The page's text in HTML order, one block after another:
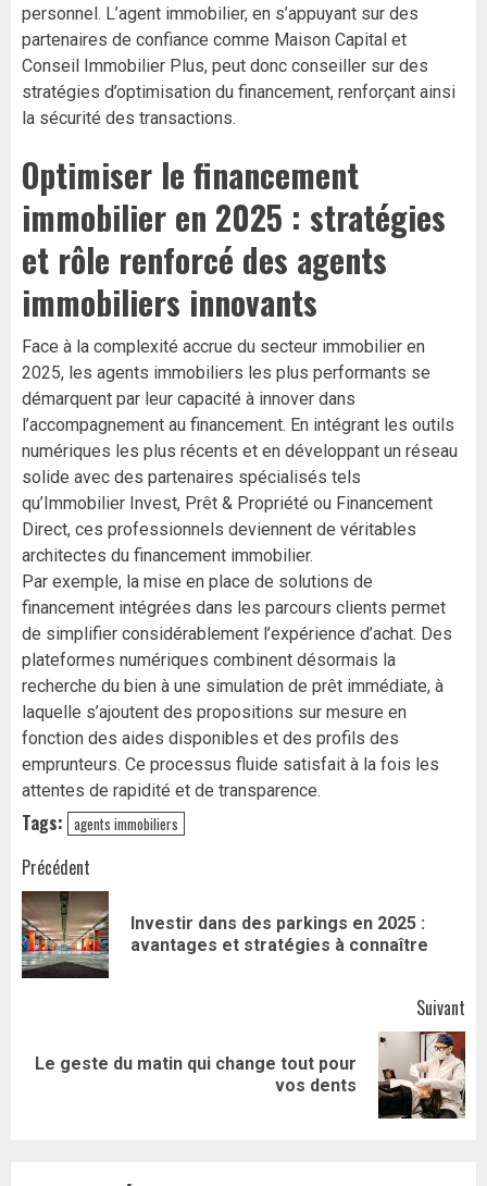
personnel. L’agent immobilier, en s’appuyant sur des
partenaires de confiance comme Maison Capital et
Conseil Immobilier Plus, peut donc conseiller sur des
stratégies d’optimisation du financement, renforçant ainsi
la sécurité des transactions.
Optimiser le financement
immobilier en 2025 : stratégies
et rôle renforcé des agents
immobiliers innovants
Face à la complexité accrue du secteur immobilier en
2025, les agents immobiliers les plus performants se
démarquent par leur capacité à innover dans
l’accompagnement au financement. En intégrant les outils
numériques les plus récents et en développant un réseau
solide avec des partenaires spécialisés tels
qu’Immobilier Invest, Prêt & Propriété ou Financement
Direct, ces professionnels deviennent de véritables
architectes du financement immobilier.
Par exemple, la mise en place de solutions de
financement intégrées dans les parcours clients permet
de simplifier considérablement l’expérience d’achat. Des
plateformes numériques combinent désormais la
recherche du bien à une simulation de prêt immédiate, à
laquelle s’ajoutent des propositions sur mesure en
fonction des aides disponibles et des profils des
emprunteurs. Ce processus fluide satisfait à la fois les
attentes de rapidité et de transparence.
Tags: agents immobiliers
Navigation
d’article
Précédent
Investir dans des parkings en 2025 :
avantages et stratégies à connaître
Suivant
Article
Le geste du matin qui change tout pour
vos dents